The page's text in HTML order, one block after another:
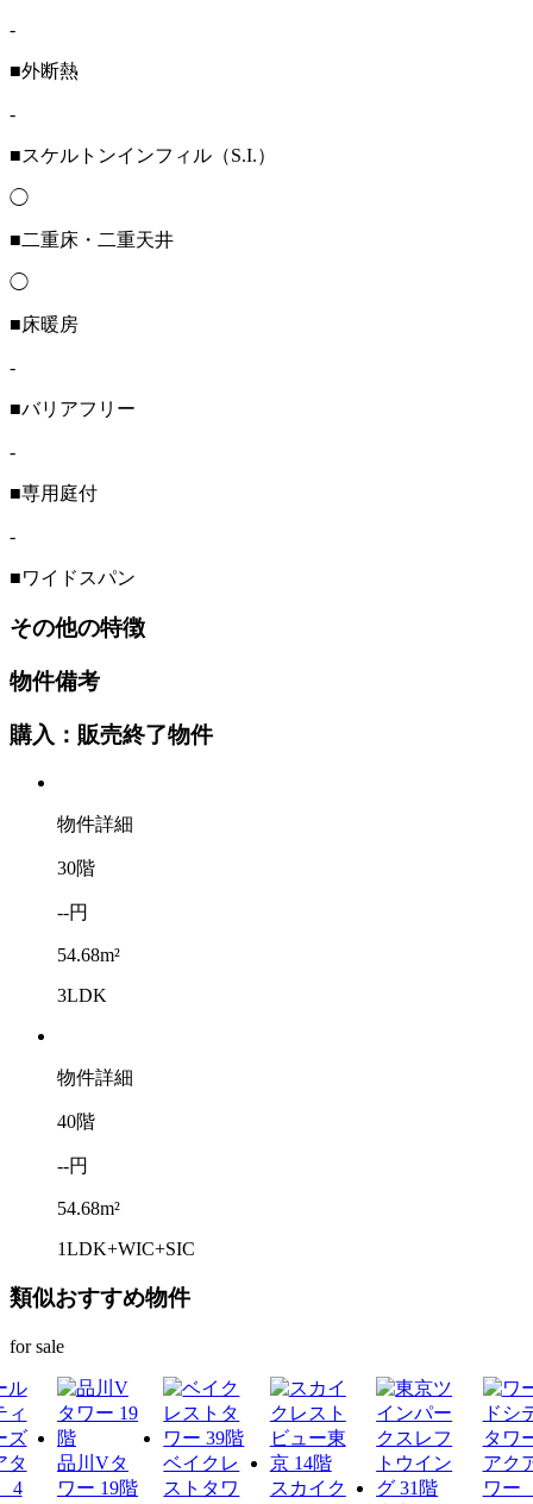
-
■外断熱
-
■スケルトンインフィル（S.I.）
◯
■二重床・二重天井
◯
■床暖房
-
■バリアフリー
-
■専用庭付
-
■ワイドスパン
その他の特徴
物件備考
購入：販売終了物件
物件詳細
30階
--円
54.68m²
3LDK
物件詳細
40階
--円
54.68m²
1LDK+WIC+SIC
類似おすすめ物件
for sale
品川Vタ
ワー 19階
ベイクレ
ストタワ
スカイク